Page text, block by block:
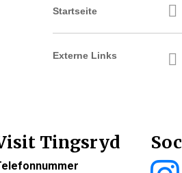
Startseite
Externe Links
Tingsryd